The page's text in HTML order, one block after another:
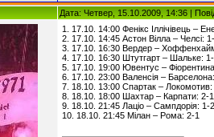
Дата: Четвер, 15.10.2009, 14:36 |
1. 17.10. 14:00 Фенікс Іллічівець –
2. 17.10. 14:45 Астон Вілла – Челсі:
3. 17.10. 16:30 Вердер –
4. 17.10. 16:30 Штутгарт – Шальке:
5. 17.10. 19:00 Ювентус –
6. 17.10. 23:00 Валенсія –
7. 18.10. 13:00 Спартак –
8. 18.10. 18:00 Шахтар – Карпати: 2-1
9. 18.10. 21:45 Лаціо – Сампдорія: 1-2
10. 18.10. 21:45 Мілан – Рома: 2-1